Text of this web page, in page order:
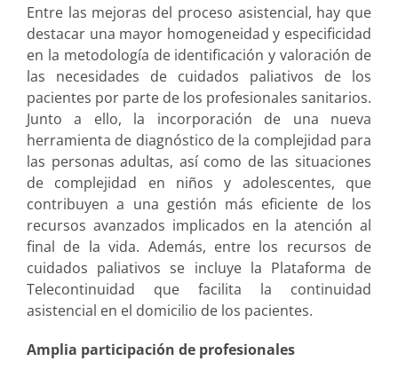
Entre las mejoras del proceso asistencial, hay que
destacar una mayor homogeneidad y especificidad
en la metodología de identificación y valoración de
las necesidades de cuidados paliativos de los
pacientes por parte de los profesionales sanitarios.
Junto a ello, la incorporación de una nueva
herramienta de diagnóstico de la complejidad para
las personas adultas, así como de las situaciones
de complejidad en niños y adolescentes, que
contribuyen a una gestión más eficiente de los
recursos avanzados implicados en la atención al
final de la vida. Además, entre los recursos de
cuidados paliativos se incluye la Plataforma de
Telecontinuidad que facilita la continuidad
asistencial en el domicilio de los pacientes.
Amplia participación de profesionales